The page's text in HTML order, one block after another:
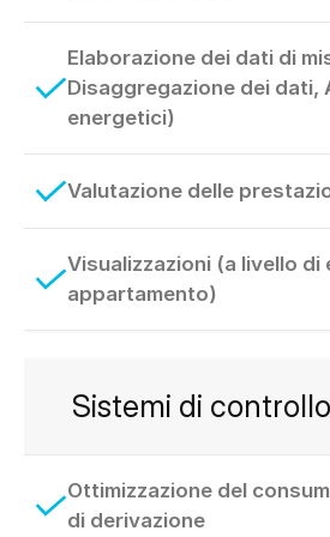
Elaborazione dei dati di
Disaggregazione dei dati,
energetici)
Valutazione delle
Visualizzazioni (a livello
appartamento)
Sistemi di controllo
Ottimizzazione del
di derivazione